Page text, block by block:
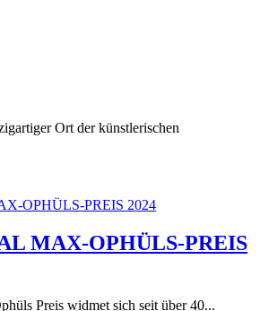
Ort der künstlerischen
MAX-OPHÜLS-PREIS
Preis widmet sich seit über 40...